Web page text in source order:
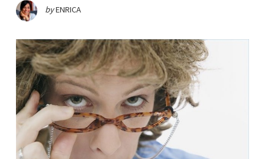
byENRICA